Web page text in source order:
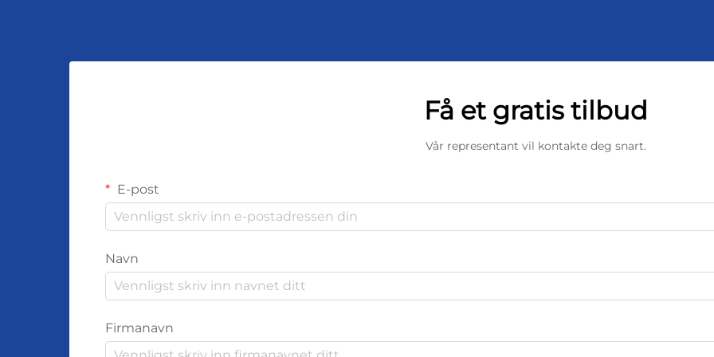
Få et gratis tilbud
Vår representant vil kontakte deg snart.
E-post
Navn
Firmanavn